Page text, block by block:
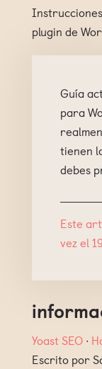
plugin de
Guía
para
tienen
debes
Este
vez el
Yoast SEO∙
Escrito por